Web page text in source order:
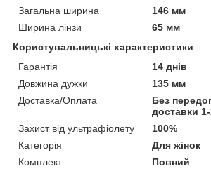
Загальна ширина
146 мм
Ширина лінзи
65 мм
Користувальницькі характеристики
Гарантія
14 днів
Довжина дужки
135 мм
Доставка/Оплата
Без
доставки 1-
Захист від ультрафіолету
100%
Категорія
Для жінок
Комплект
Повний